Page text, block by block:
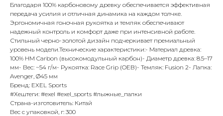
Благодаря 100% карбоновому древку обеспечивается эффективная
передача усилия и отличная динамика на каждом толчке.
Эргономичная гоночная рукоятка и темляк обеспечивают
надежный контроль и комфорт даже при интенсивной работе.
Стильный черно-золотой дизайн подчеркивает премиальный
уровень модели.Технические характеристики:- Материал древка:
100% HM Carbon (высокомодульный карбон)- Диаметр древка: 8.5–17
мм- Вес: ~54 г/м- Рукоятка: Race Grip (OEB)- Темляк: Fusion 2- Лапка:
Avenger, Ø45 мм
Бренд: EXEL Sports
#Хештеги: #exel #exel_sports #лыжные_палки
Страна-изготовитель: Китай
Вес с упаковкой, г: 300